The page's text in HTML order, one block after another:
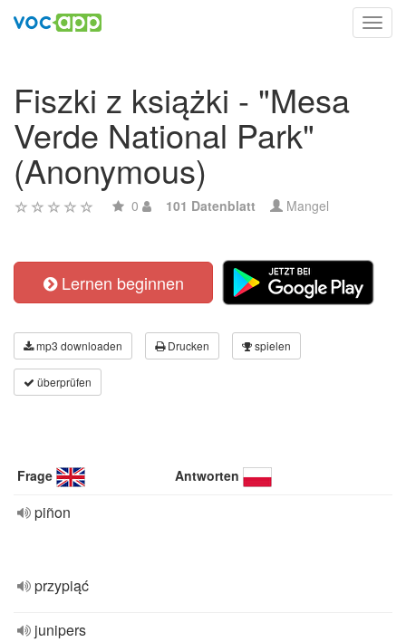
Fiszki z książki - "Mesa
Verde National Park"
(Anonymous)
0 101 Datenblatt Mangel
Lernen beginnen
mp3 downloaden Drucken spielen
überprüfen
Frage Antworten
piñon
przypiąć
junipers